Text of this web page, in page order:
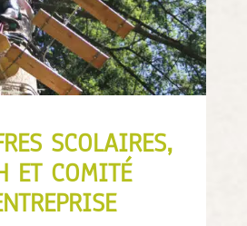
SCOLAIRES,
ET COMITÉ